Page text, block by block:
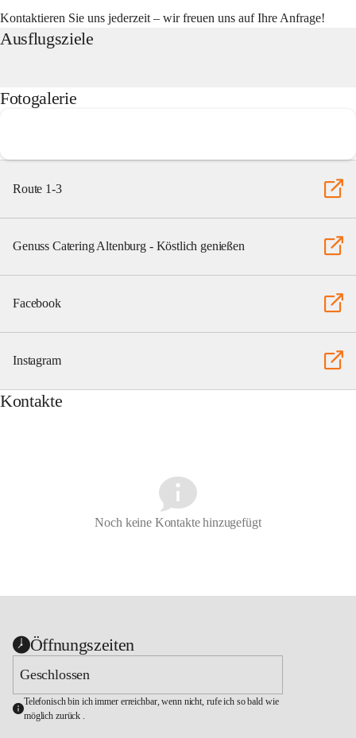
Kontaktieren Sie uns jederzeit – wir freuen uns auf Ihre Anfrage!
Ausflugsziele
Fotogalerie
Route 1-3
Genuss Catering Altenburg - Köstlich genießen
Facebook
Instagram
Kontakte
Noch keine Kontakte hinzugefügt
Öffnungszeiten
Geschlossen
Telefonisch bin ich immer erreichbar, wenn nicht, rufe ich so bald wie
möglich zurück .